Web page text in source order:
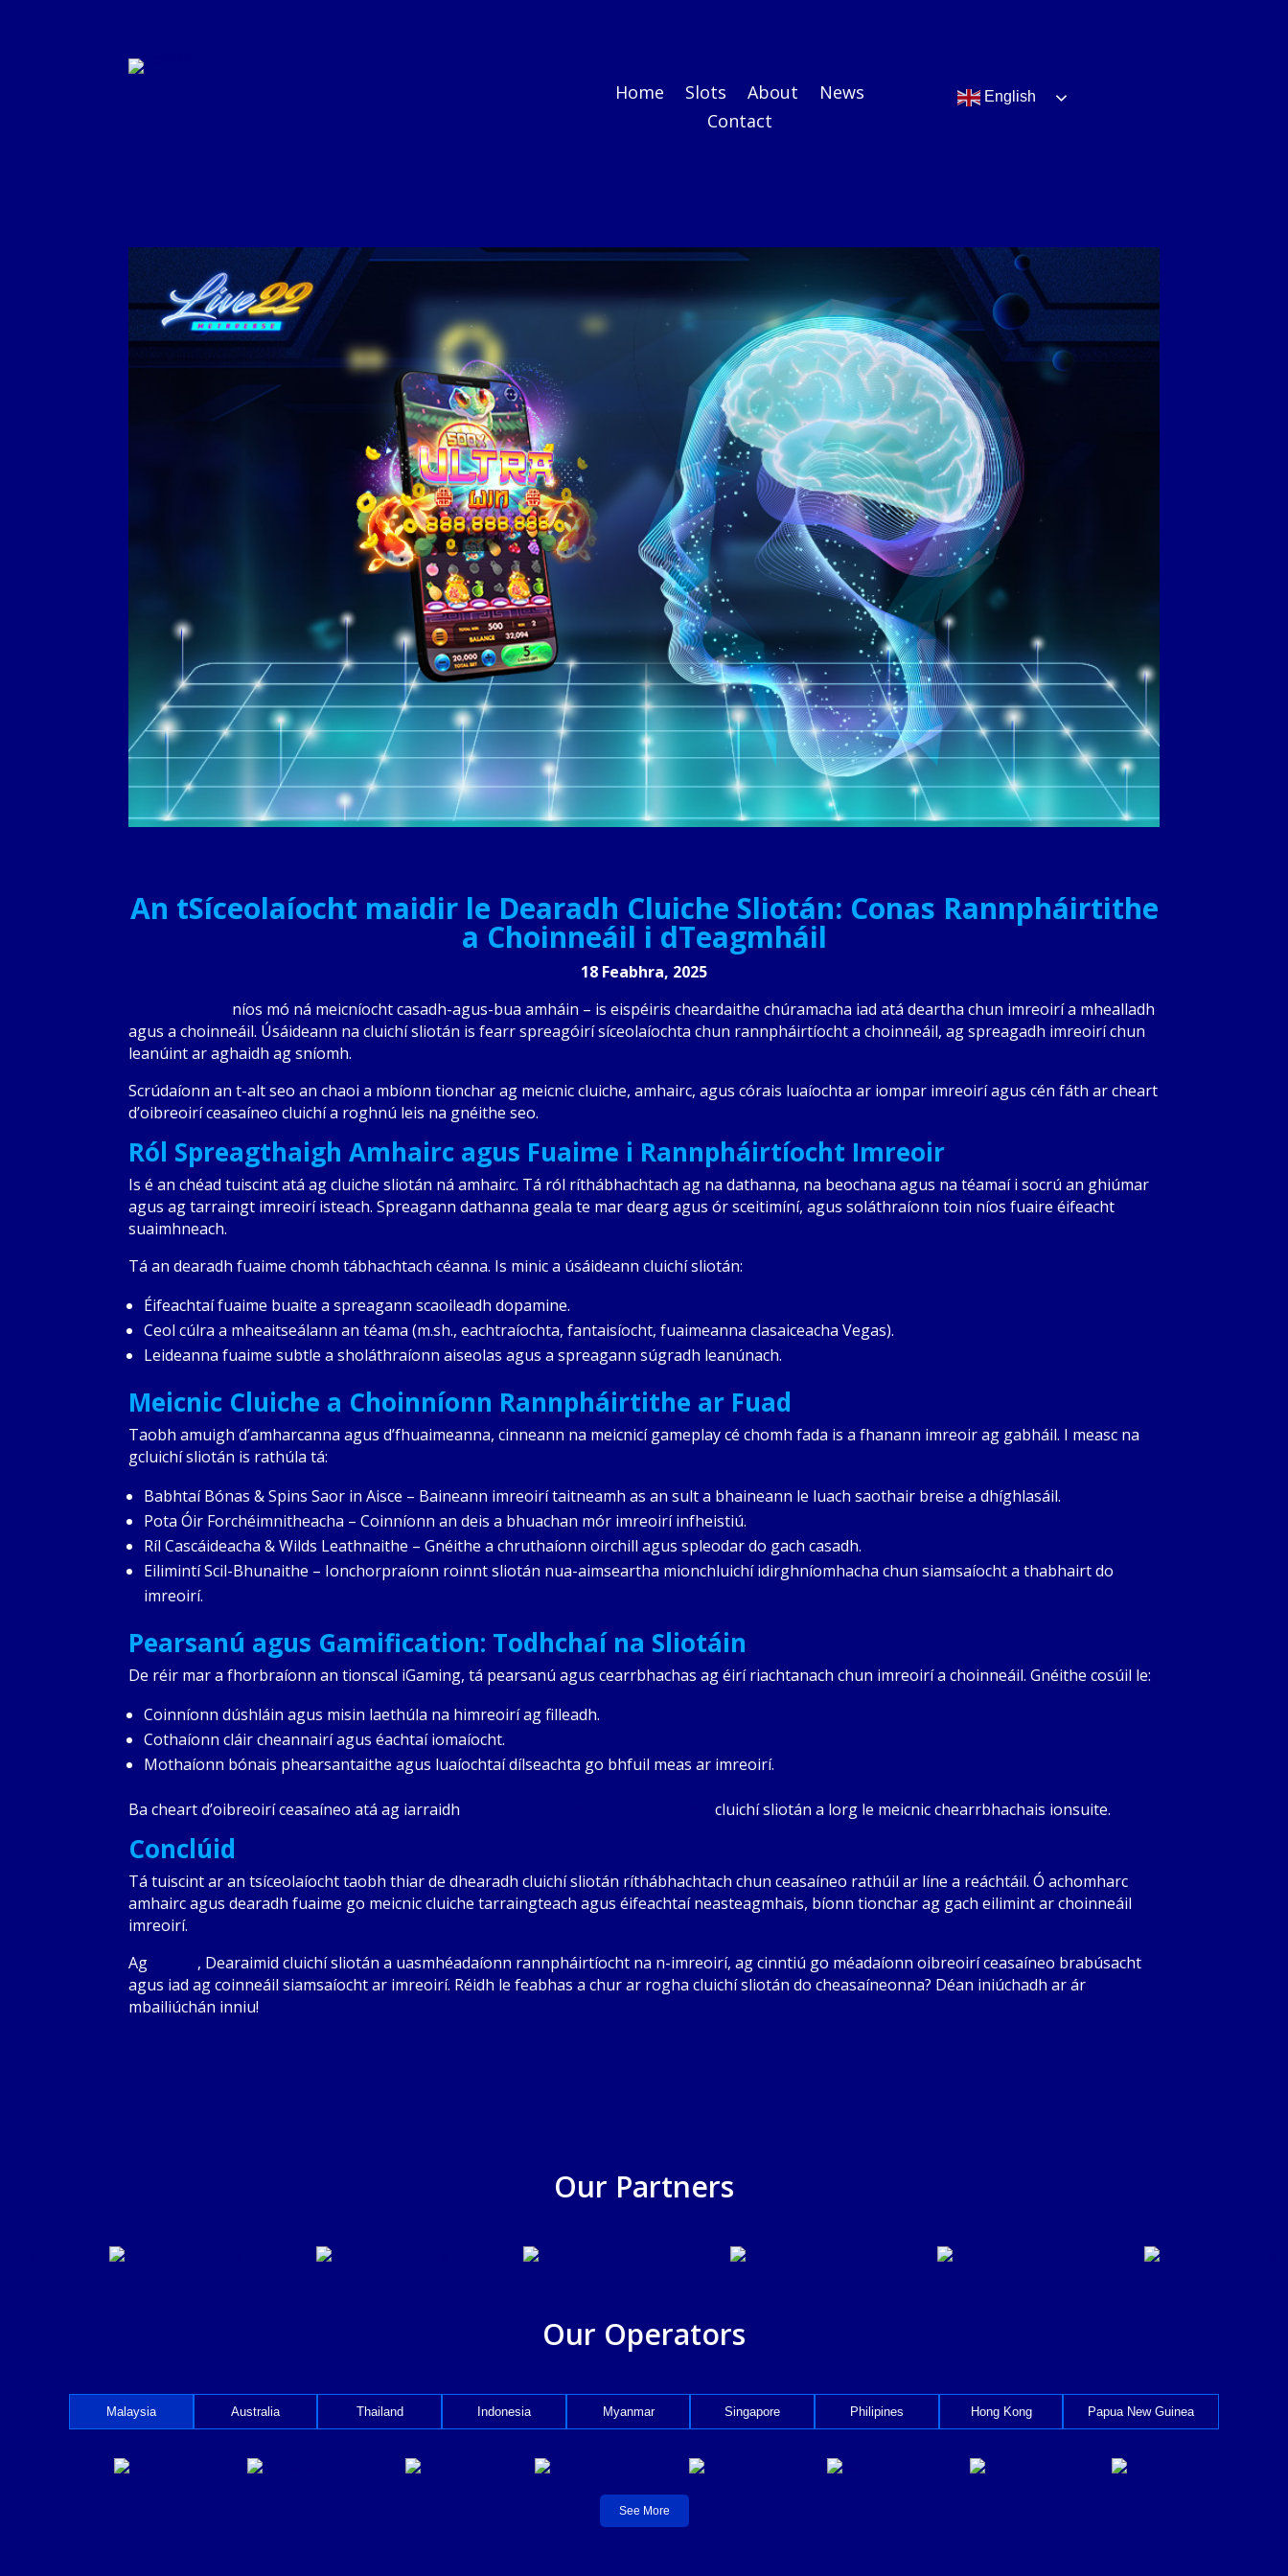
Home Slots About
News
Contact
English
An tSíceolaíocht maidir le Dearadh Cluiche Sliotán: Conas Rannpháirtithe
a Choinneáil i dTeagmháil
18 Feabhra, 2025
níos mó ná meicníocht casadh-agus-bua amháin – is eispéiris cheardaithe chúramacha iad atá deartha chun imreoirí a mhealladh
agus a choinneáil. Úsáideann na cluichí sliotán is fearr spreagóirí síceolaíochta chun rannpháirtíocht a choinneáil, ag spreagadh imreoirí chun
leanúint ar aghaidh ag sníomh.
Scrúdaíonn an t-alt seo an chaoi a mbíonn tionchar ag meicnic cluiche, amhairc, agus córais luaíochta ar iompar imreoirí agus cén fáth ar cheart
d’oibreoirí ceasaíneo cluichí a roghnú leis na gnéithe seo.
Ról Spreagthaigh Amhairc agus Fuaime i Rannpháirtíocht Imreoir
Is é an chéad tuiscint atá ag cluiche sliotán ná amhairc. Tá ról ríthábhachtach ag na dathanna, na beochana agus na téamaí i socrú an ghiúmar
agus ag tarraingt imreoirí isteach. Spreagann dathanna geala te mar dearg agus ór sceitimíní, agus soláthraíonn toin níos fuaire éifeacht
suaimhneach.
Tá an dearadh fuaime chomh tábhachtach céanna. Is minic a úsáideann cluichí sliotán:
Éifeachtaí fuaime buaite a spreagann scaoileadh dopamine.
Ceol cúlra a mheaitseálann an téama (m.sh., eachtraíochta, fantaisíocht, fuaimeanna clasaiceacha Vegas).
Leideanna fuaime subtle a sholáthraíonn aiseolas agus a spreagann súgradh leanúnach.
Meicnic Cluiche a Choinníonn Rannpháirtithe ar Fuad
Taobh amuigh d’amharcanna agus d’fhuaimeanna, cinneann na meicnicí gameplay cé chomh fada is a fhanann imreoir ag gabháil. I measc na
gcluichí sliotán is rathúla tá:
Babhtaí Bónas & Spins Saor in Aisce – Baineann imreoirí taitneamh as an sult a bhaineann le luach saothair breise a dhíghlasáil.
Pota Óir Forchéimnitheacha – Coinníonn an deis a bhuachan mór imreoirí infheistiú.
Ríl Cascáideacha & Wilds Leathnaithe – Gnéithe a chruthaíonn oirchill agus spleodar do gach casadh.
Eilimintí Scil-Bhunaithe – Ionchorpraíonn roinnt sliotán nua-aimseartha mionchluichí idirghníomhacha chun siamsaíocht a thabhairt do
imreoirí.
Pearsanú agus Gamification: Todhchaí na Sliotáin
De réir mar a fhorbraíonn an tionscal iGaming, tá pearsanú agus cearrbhachas ag éirí riachtanach chun imreoirí a choinneáil. Gnéithe cosúil le:
Coinníonn dúshláin agus misin laethúla na himreoirí ag filleadh.
Cothaíonn cláir cheannairí agus éachtaí iomaíocht.
Mothaíonn bónais phearsantaithe agus luaíochtaí dílseachta go bhfuil meas ar imreoirí.
Ba cheartd’oibreoirí ceasaíneo atá ag iarraidh cluichí sliotán a lorg le meicnic chearrbhachais ionsuite.
Conclúid
Tá tuiscint ar an tsíceolaíocht taobh thiar de dhearadh cluichí sliotán ríthábhachtach chun ceasaíneo rathúil ar líne a reáchtáil. Ó achomharc
amhairc agus dearadh fuaime go meicnic cluiche tarraingteach agus éifeachtaí neasteagmhais, bíonn tionchar ag gach eilimint ar choinneáil
imreoirí.
Ag
, Dearaimid cluichí sliotán a uasmhéadaíonn rannpháirtíocht na n-imreoirí, ag cinntiú go méadaíonn oibreoirí ceasaíneo brabúsacht
agus iad ag coinneáil siamsaíocht ar imreoirí. Réidh le feabhas a chur ar rogha cluichí sliotán do cheasaíneonna? Déan iniúchadh ar ár
mbailiúchán inniu!
Our Partners
Our Operators
Malaysia Australia Thailand Indonesia Myanmar Singapore Philipines Hong Kong Papua New Guinea
See More